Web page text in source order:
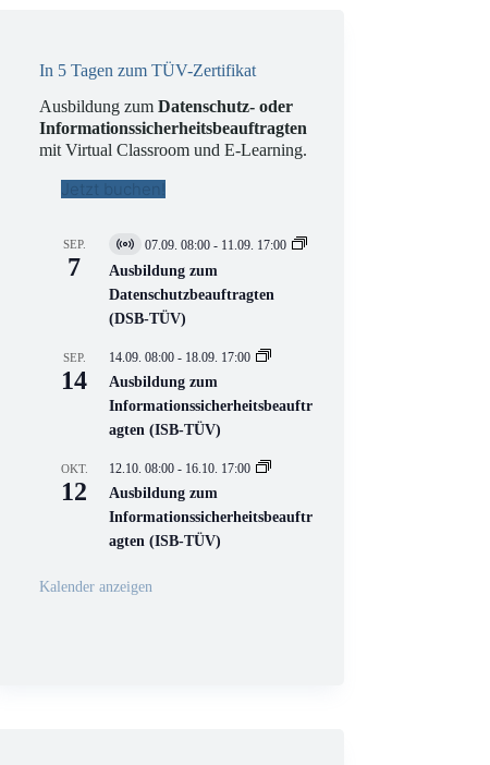
In 5 Tagen zum TÜV-Zertifikat
Ausbildung zumDatenschutz- oder
Informationssicherheitsbeauftragten
mit Virtual Classroom und E-Learning.
Jetzt buchen!
SEP.
7
V
i
t
u
l
V
e
r
n
s
t
a
t
n
07.09. 08:00 - 11.09. 17:00
Ausbildung zum
Datenschutzbeauftragten
(DSB-TÜV)
SEP.
14
14.09. 08:00 - 18.09. 17:00
Ausbildung zum
Informationssicherheitsbeauftr
agten (ISB-TÜV)
OKT.
12
12.10. 08:00 - 16.10. 17:00
Ausbildung zum
Informationssicherheitsbeauftr
agten (ISB-TÜV)
Kalender anzeigen